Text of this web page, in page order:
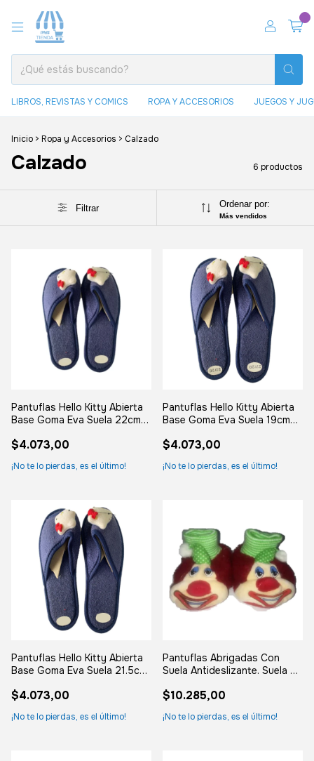
LIBROS, REVISTAS Y COMICS ROPA Y ACCESORIOS JUEGOS Y
Inicio > Ropa y Accesorios > Calzado
Calzado 6 productos
Filtrar Ordenar por:
Más vendidos
Pantuflas Hello Kitty Abierta
Base Goma Eva Suela 22cm
$4.073,00
¡No te lo pierdas, es el último!
Pantuflas Hello Kitty Abierta
Base Goma Eva Suela 19cm
$4.073,00
¡No te lo pierdas, es el último!
Pantuflas Hello Kitty Abierta
Base Goma Eva Suela 21.5cm
$4.073,00
¡No te lo pierdas, es el último!
Pantuflas Abrigadas Con
Suela Antideslizante. Suela De
$10.285,00
¡No te lo pierdas, es el último!